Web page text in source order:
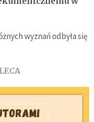
wyznań odbyła się